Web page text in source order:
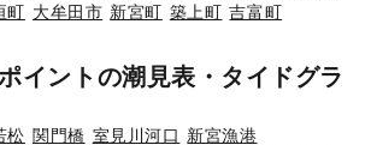
町 大牟田市 新宮町 築上町 吉富町
イントの潮見表・タイドグラ
松 関門橋 室見川河口 新宮漁港